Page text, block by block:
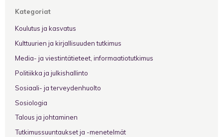
Kategoriat
Koulutus ja kasvatus
Kulttuurien ja kirjallisuuden tutkimus
Media- ja viestintätieteet, informaatiotutkimus
Politiikka ja julkishallinto
Sosiaali- ja terveydenhuolto
Sosiologia
Talous ja johtaminen
Tutkimussuuntaukset ja -menetelmät